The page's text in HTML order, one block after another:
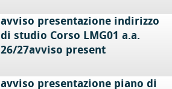
avviso presentazione indirizzo
di studio Corso LMG01 a.a.
26/27avviso present
avviso presentazione piano di